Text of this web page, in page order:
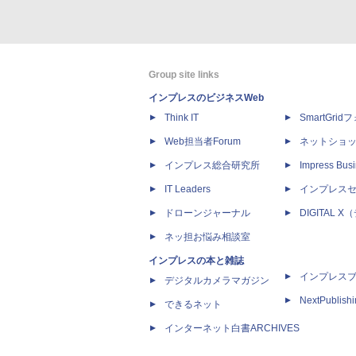
Group site links
インプレスのビジネスWeb
Think IT
Web担当者Forum
インプレス総合研究所
IT Leaders
ドローンジャーナル
ネッ担お悩み相談室
インプレスの本と雑誌
デジタルカメラマガジン
できるネット
インターネット白書ARCHIVES
SmartGridフ
ネットショ
Impress
インプレス
DIGITAL X（
インプレス